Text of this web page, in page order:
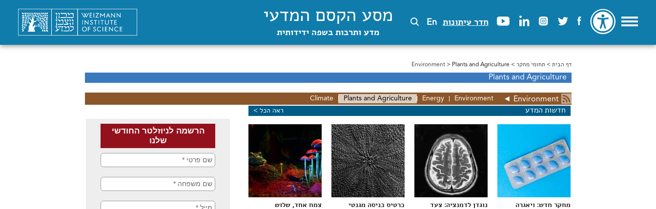
חדר עיתונות En מסע הקסם המדעי
מדע ותרבות בשפה ידידותית
הינך נמצא כאן
דף הבית >תחומי מחקר >
Environment> Plants and Agriculture
Plants and Agriculture
Environment
◄
Environment
Energy
Plants and Agriculture
Climate
חדשות המדע ראה הכל >
מחקר חדש: ויאגרה
נוגדן לדמנציה: צעד
כרטיס כניסה מגנטי
צמח אחד, שלוש